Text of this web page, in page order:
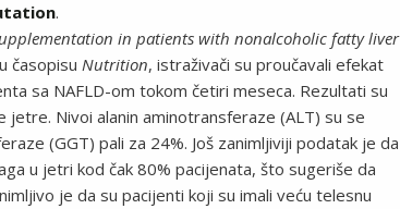
.
in patients with nonalcoholic fatty liver
časopisu Nutrition, istraživači su proučavali efekat
sa NAFLD-om tokom četiri meseca. Rezultati su
jetre. Nivoi alanin aminotransferaze (ALT) su se
(GGT) pali za 24%. Još zanimljiviji podatak je da
u jetri kod čak 80% pacijenata, što sugeriše da
je da su pacijenti koji su imali veću telesnu